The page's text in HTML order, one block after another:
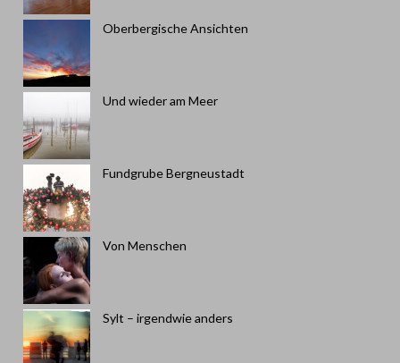
Oberbergische Ansichten
Und wieder am Meer
Fundgrube Bergneustadt
Von Menschen
Sylt – irgendwie anders